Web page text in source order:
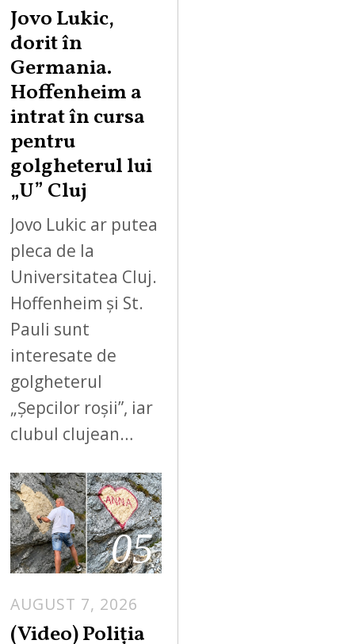
Jovo Lukic,
dorit în
Germania.
Hoffenheim a
intrat în cursa
pentru
golgheterul lui
„U” Cluj
Jovo Lukic ar putea
pleca de la
Universitatea Cluj.
Hoffenheim și St.
Pauli sunt
interesate de
golgheterul
„Șepcilor roșii”, iar
clubul clujean…
05
AUGUST 7, 2026
U
(Video) Poliția